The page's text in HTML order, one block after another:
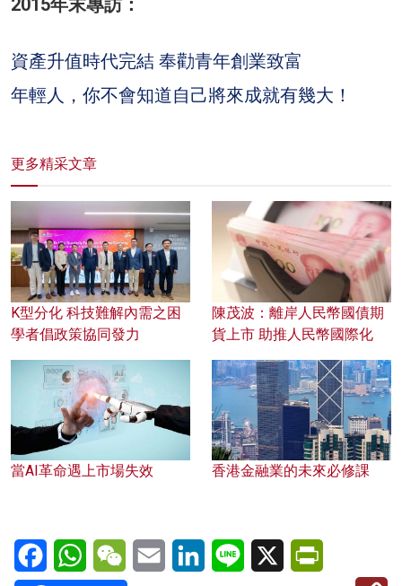
2015年末專訪：
資產升值時代完結 奉勸青年創業致富
年輕人，你不會知道自己將來成就有幾大！
更多精采文章
K型分化 科技難解內需之困
學者倡政策協同發力
陳茂波：離岸人民幣國債期
貨上市 助推人民幣國際化
當AI革命遇上市場失效 香港金融業的未來必修課
FacebookWhatsAppWeChatEmail LinkedInLine X